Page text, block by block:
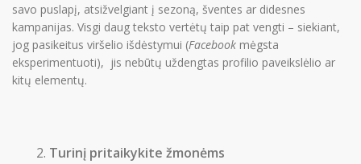
savo puslapį, atsižvelgiant į sezoną, šventes ar didesnes
kampanijas. Visgi daug teksto vertėtų taip pat vengti – siekiant,
jog pasikeitus viršelio išdėstymui (Facebook mėgsta
eksperimentuoti), jis nebūtų uždengtas profilio paveikslėlio ar
kitų elementų.
Turinį pritaikykite žmonėms